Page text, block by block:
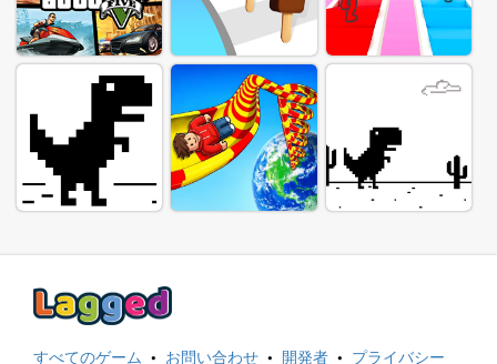
すべてのゲーム · お問い合わせ · 開発者 · プライバシー